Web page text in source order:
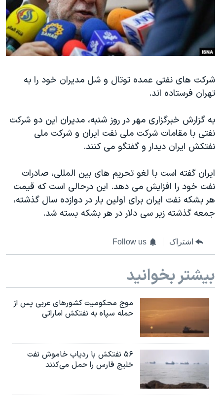
فرهنگ و زندگی
حقوق شهروندی
اقتصادی
اسرائیل در جنگ
گالری عکس
آرشیو پخش زنده
مستندها
انتخابات ریاست جمهوری آمریکا ۲۰۲۴
حمله جمهوری اسلامی به اسرائیل
ورزش زنان در ایران
اعتراضات زن، زندگی، آزادی
مجموعه مستندهای دادخواهی
تریبونال مردمی آبان ۹۸
دادگاه حمید نوری
چهل سال گروگان‌گیری
قانون شفافیت دارائی کادر رهبری ایران
اعتراضات مردمی آبان ۹۸
نرگس محمدی برنده جایزه نوبل صلح
صفحه‌های ویژه
دنبال کنید
زبانهای مختلف
شرکت های نفتی عمده توتال و شل مدیران خود را به
تهران فرستاده اند.
به گزارش خبرگزاری مهر در روز شنبه، مدیران این دو شرکت
نفتی با مقامات شرکت ملی نفت ایران و شرکت ملی
نفتکش ایران دیدار و گفتگو می کنند.
ایران گفته است با لغو تحریم های بین المللی، صادرات
نفت خود را افزایش می دهد. این درحالی است که قیمت
هر بشکه نفت ایران برای اولین بار در دوازده سال گذشته،
جمعه گذشته زیر سی دلار در هر بشکه بسته شد.
اشتراک Follow us
بیشتر بخوانید
موج محکومیت کشورهای عربی پس از
حمله سپاه به نفتکش اماراتی
۵۶ نفتکش با ردیاب خاموش نفت
خلیج فارس را حمل می‌کنند